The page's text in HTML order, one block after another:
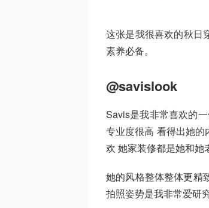
这张是我很喜欢的秋日
素养必备。
@savislook
Savis是我非常喜欢的
专业度很高 看得出她
欢 她家装修都是她和她
她的风格整体整体更精
拍照姿势是我非常爱研